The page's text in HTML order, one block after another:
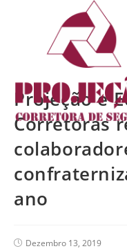
Projeção e
Corretoras
ano
Dezembro 13, 2019